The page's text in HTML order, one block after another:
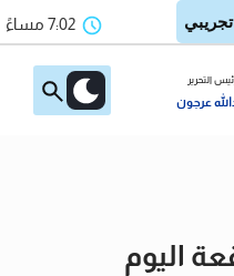
7:02 مساءً
التحرير
عرجون
اليوم